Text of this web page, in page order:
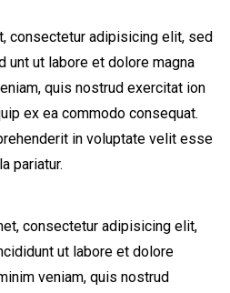
consectetur adipisicing elit, sed
unt ut labore et dolore magna
quis nostrud exercitat ion
ex ea commodo consequat.
in voluptate velit esse
pariatur.
consectetur adipisicing elit,
ut labore et dolore
veniam, quis nostrud